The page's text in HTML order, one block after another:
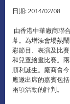
日期: 2014/02/08
由香港中華廠商聯
幕。為增添會場熱
彩節目、表演及比
和兒童繪畫比賽。
順利誕生。廠商會
應邀出席的嘉賓包
兩項活動的評判。